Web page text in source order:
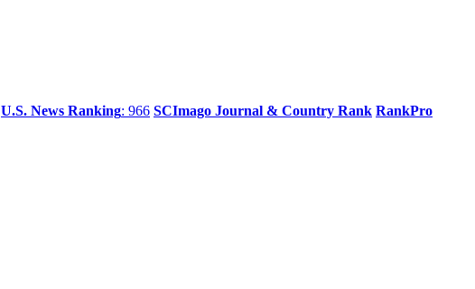
U.S. News Ranking: 966 SCImago Journal & Country Rank RankPro